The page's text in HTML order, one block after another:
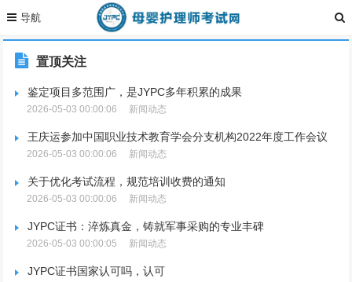
置顶关注
鉴定项目多范围广，是JYPC多年积累的成果
2026-05-03 00:00:06 新闻动态
王庆运参加中国职业技术教育学会分支机构2022年度工作会议
2026-05-03 00:00:06 新闻动态
关于优化考试流程，规范培训收费的通知
2026-05-03 00:00:06 新闻动态
JYPC证书：淬炼真金，铸就军事采购的专业丰碑
2026-05-03 00:00:05 新闻动态
JYPC证书国家认可吗，认可